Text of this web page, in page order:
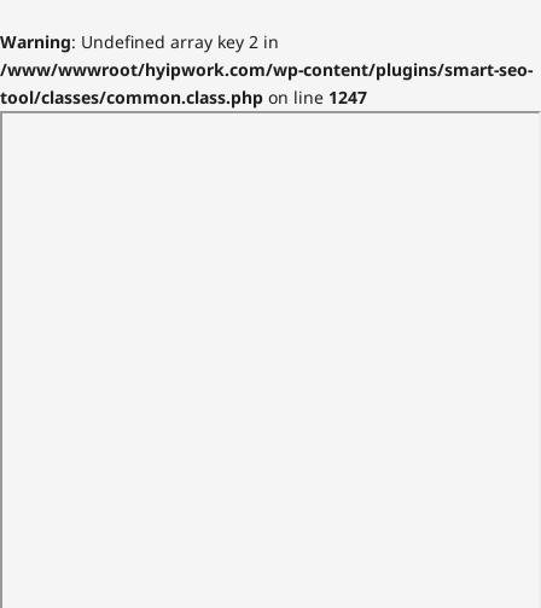
Warning: Undefined array key 2 in
/www/wwwroot/hyipwork.com/wp-content/plugins/smart-seo-
tool/classes/common.class.php on line 1247